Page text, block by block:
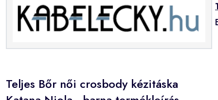
Teljes Bőr női crosbody kézitáska